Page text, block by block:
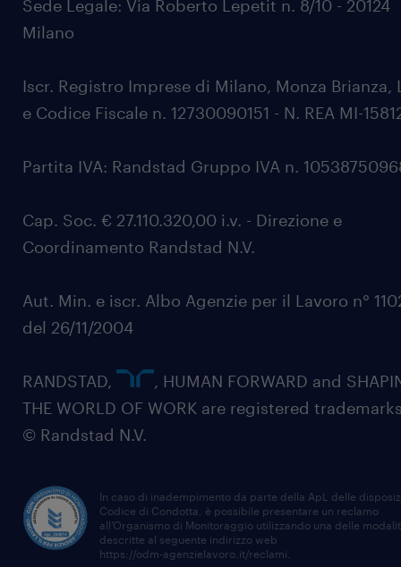
Sede Legale: Via Roberto Lepetit n. 8/10 - 20124
Milano
Iscr. Registro Imprese di Milano, Monza Brianza,
e Codice Fiscale n. 12730090151 - N. REA MI-
Partita IVA: Randstad Gruppo IVA n.
Cap. Soc. € 27.110.320,00 i.v. - Direzione e
Coordinamento Randstad N.V.
Aut. Min. e iscr. Albo Agenzie per il Lavoro n°
del 26/11/2004
RANDSTAD,
, HUMAN FORWARD and
THE WORLD OF WORK are registered
© Randstad N.V.
In caso di inadempimento da parte della ApL delle
Codice di Condotta, è possibile presentare un reclamo
all’Organismo di Monitoraggio utilizzando una delle
descritte al seguente indirizzo web
https://odm-agenzielavoro.it/reclami